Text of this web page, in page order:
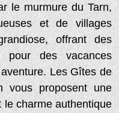
le murmure du Tarn,
et de villages
offrant des
pour des vacances
Les Gîtes de
vous proposent une
le charme authentique